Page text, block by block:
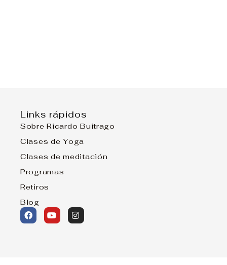
Links rápidos
Sobre Ricardo Buitrago
Clases de Yoga
Clases de meditación
Programas
Retiros
Blog